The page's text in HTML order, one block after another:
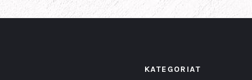
KATEGORIAT